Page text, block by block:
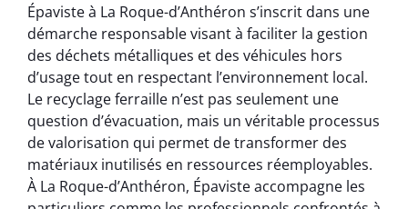
Épaviste à La Roque-d’Anthéron s’inscrit dans une
démarche responsable visant à faciliter la gestion
des déchets métalliques et des véhicules hors
d’usage tout en respectant l’environnement local.
Le recyclage ferraille n’est pas seulement une
question d’évacuation, mais un véritable processus
de valorisation qui permet de transformer des
matériaux inutilisés en ressources réemployables.
À La Roque-d’Anthéron, Épaviste accompagne les